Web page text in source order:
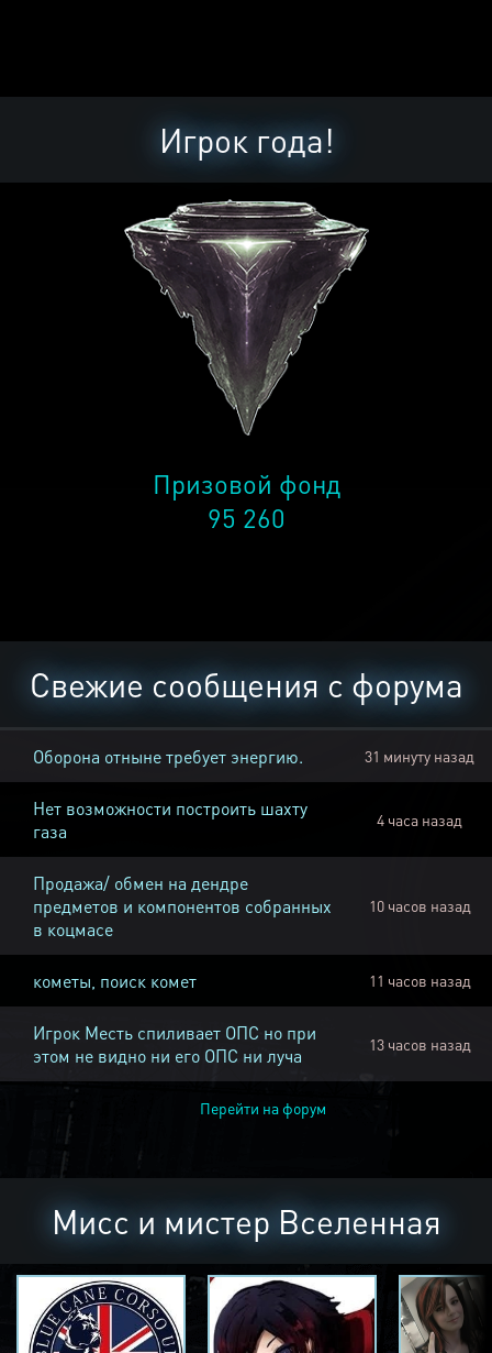
Игрок года!
Призовой фонд
95 260
Свежие сообщения с форума
Оборона отныне требует энергию. 31 минуту назад
Нет возможности построить шахту
газа
4 часа назад
Продажа/ обмен на дендре
предметов и компонентов собранных
в коцмасе
10 часов назад
кометы, поиск комет 11 часов назад
Игрок Месть спиливает ОПС но при
этом не видно ни его ОПС ни луча
13 часов назад
Перейти на форум
Мисс и мистер Вселенная